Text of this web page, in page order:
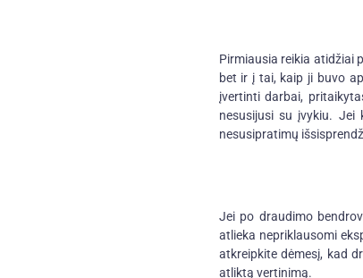
Pirmiausia reikia atidžiai
bet ir į tai, kaip ji buvo
įvertinti darbai,
nesusijusi su įvykiu. Jei
nesusipratimų
Jei po draudimo
atlieka nepriklausomi
atkreipkite dėmesį, kad
atliktą vertinimą.